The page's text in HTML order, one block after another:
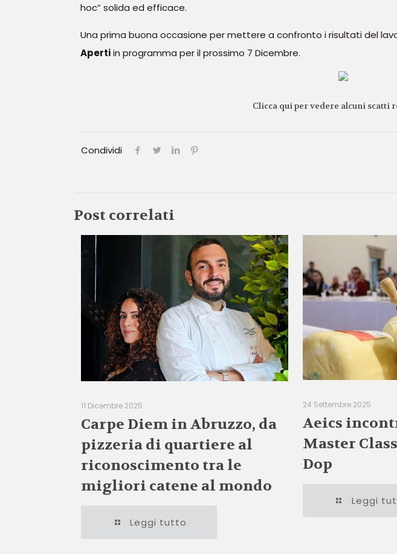
hoc” solida ed efficace.
Una prima buona occasione per mettere a confronto i risultati del
Apertiin programma per il prossimo 7 Dicembre.
Clicca quiper vedere alcuni scatti
Condividi
Post correlati
11 Dicembre 2025
Carpe Diem in Abruzzo, da
pizzeria di quartiere al
riconoscimento tra le
migliori catene al mondo
Leggi tutto
24 Settembre 2025
Aeics
Master
Dop
Leggi